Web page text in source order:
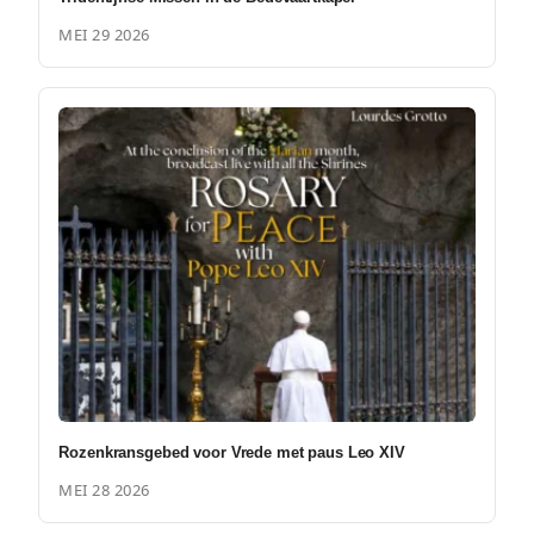
MEI 29 2026
Rozenkransgebed voor Vrede met paus Leo XIV
MEI 28 2026